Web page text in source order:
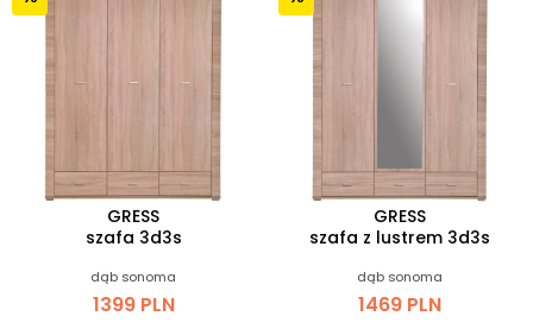
GRESS
szafa 3d3s
dąb sonoma
1399 PLN
GRESS
szafa z lustrem 3d3s
dąb sonoma
1469 PLN